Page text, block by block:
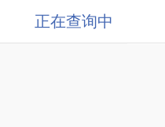
正在查询中